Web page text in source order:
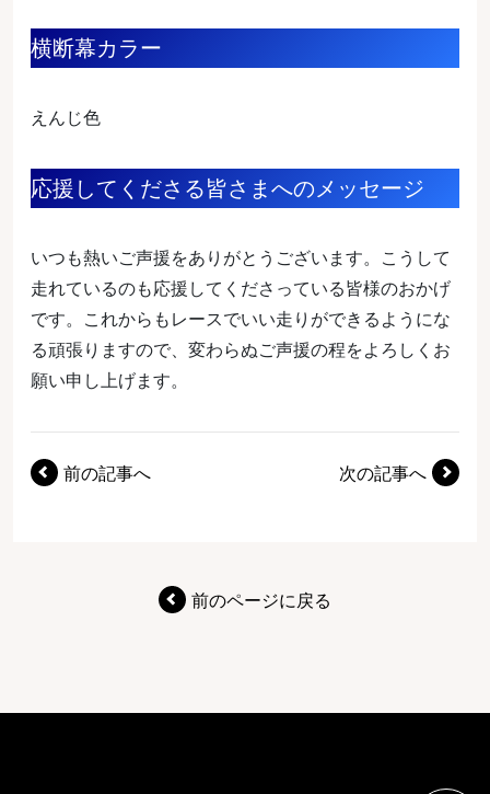
横断幕カラー
えんじ色
応援してくださる皆さまへのメッセージ
いつも熱いご声援をありがとうございます。こうして
走れているのも応援してくださっている皆様のおかげ
です。これからもレースでいい走りができるようにな
る頑張りますので、変わらぬご声援の程をよろしくお
願い申し上げます。
前の記事へ 次の記事へ
前のページに戻る